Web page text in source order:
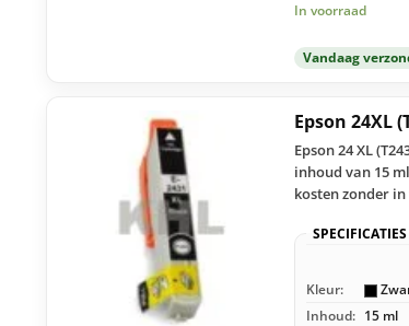
In voorraad
Vandaag
Epson 24XL
Epson 24 XL
inhoud van 15
kosten zonder
SPECIFICATIES
Kleur:
Inhoud: 15 ml